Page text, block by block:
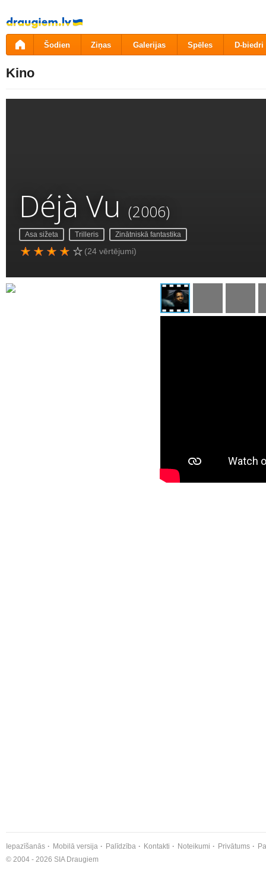
Pāriet
uz
saturu
Šodien Ziņas Galerijas Spēles D-biedri
Kino
Déjà Vu (2006)
Asa sižeta Trilleris Zinātniskā fantastika
(24 vērtējumi)
Iepazīšanās Mobilā versija Palīdzība Kontakti Noteikumi Privātums
© 2004 - 2026 SIA Draugiem